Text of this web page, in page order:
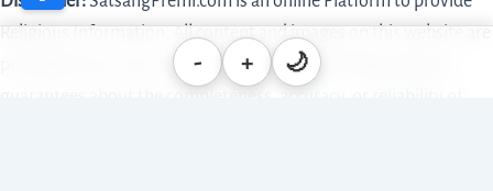
- + 🌙
Religious Information. All content and images on this website are
provided on an “as is” basis. The owners of this blog make no